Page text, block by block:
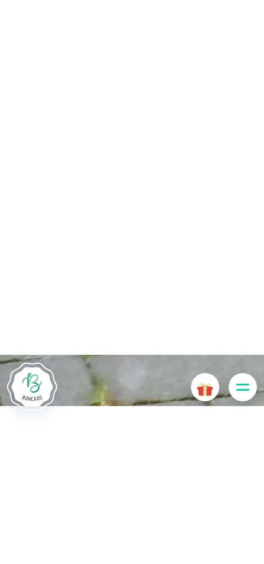
ervoor zorgen dat sommige functies van de website
uitgeschakeld zijn. Andere cookies worden gebruikt voor
analyse- of marketingdoeleinden.
Cookies aanvaarden Mijn cookies beheren